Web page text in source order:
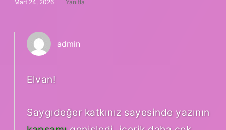
Mart 24, 2026 Yanıtla
admin
Elvan!
Saygıdeğer katkınız sayesinde yazının